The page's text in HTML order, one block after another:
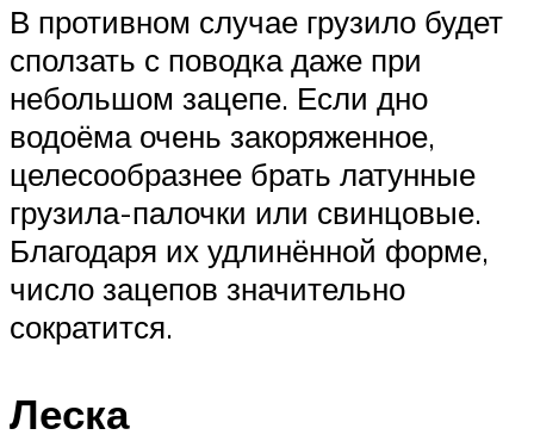
В противном случае грузило будет
сползать с поводка даже при
небольшом зацепе. Если дно
водоёма очень закоряженное,
целесообразнее брать латунные
грузила-палочки или свинцовые.
Благодаря их удлинённой форме,
число зацепов значительно
сократится.
Леска